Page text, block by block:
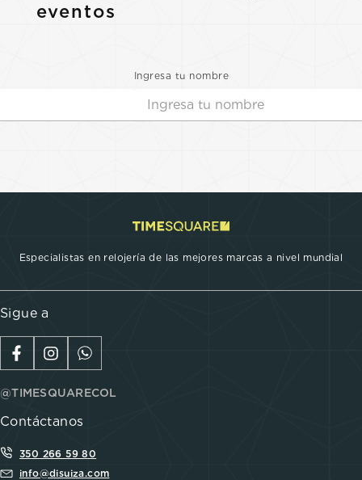
eventos
Ingresa tu nombre
Especialistas en relojería de las mejores marcas a nivel mundial
Sigue a
@TIMESQUARECOL
Contáctanos
350 266 59 80
info@disuiza.com